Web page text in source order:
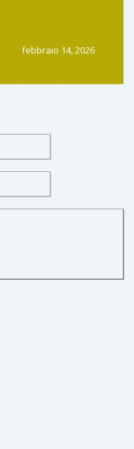
febbraio 14, 2026